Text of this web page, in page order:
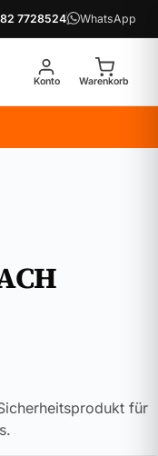
7728524 WhatsApp
Konto Warenkorb
für